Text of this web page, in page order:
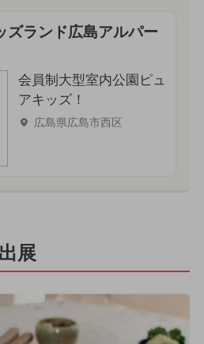
ズランド広島アルパー
会員制大型室内公園ピュ
アキッズ！
広島県広島市西区
展